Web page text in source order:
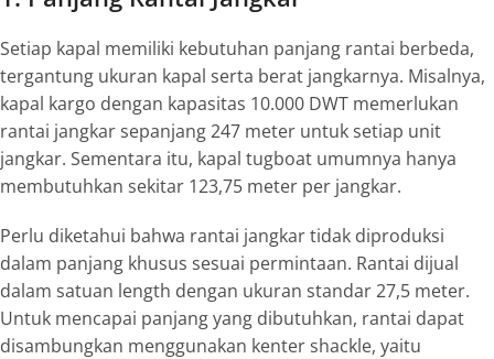
Setiap kapal memiliki kebutuhan panjang rantai berbeda,
tergantung ukuran kapal serta berat jangkarnya. Misalnya,
kapal kargo dengan kapasitas 10.000 DWT memerlukan
rantai jangkar sepanjang 247 meter untuk setiap unit
jangkar. Sementara itu, kapal tugboat umumnya hanya
membutuhkan sekitar 123,75 meter per jangkar.
Perlu diketahui bahwa rantai jangkar tidak diproduksi
dalam panjang khusus sesuai permintaan. Rantai dijual
dalam satuan length dengan ukuran standar 27,5 meter.
Untuk mencapai panjang yang dibutuhkan, rantai dapat
disambungkan menggunakan kentershackle, yaitu